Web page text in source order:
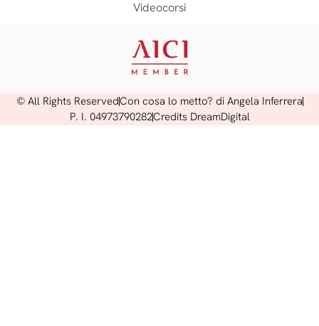
Videocorsi
© All Rights ReservedCon cosa lo metto? di Angela Inferrera
P. I. 04973790282Credits DreamDigital